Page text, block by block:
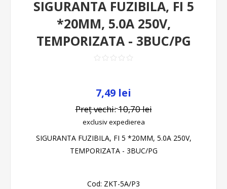
SIGURANTA FUZIBILA, FI 5
*20MM, 5.0A 250V,
TEMPORIZATA - 3BUC/PG
7,49 lei
Preț vechi:10,70 lei
exclusivexpedierea
SIGURANTA FUZIBILA, FI 5 *20MM, 5.0A 250V,
TEMPORIZATA - 3BUC/PG
Cod: ZKT-5A/P3